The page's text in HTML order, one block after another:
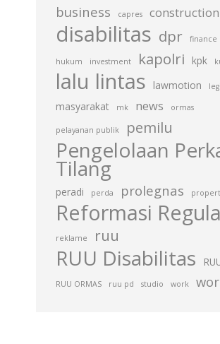
business capres construction
disabilitas dpr finance
hukum investment kapolri kpk
lalu lintas lawmotion
masyarakat mk news ormas
pelayanan publik pemilu
Pengelolaan
Tilang
peradi perda prolegnas
Reformasi
reklame ruu
RUU Disabilitas
RUU ORMAS ruu pd studio work